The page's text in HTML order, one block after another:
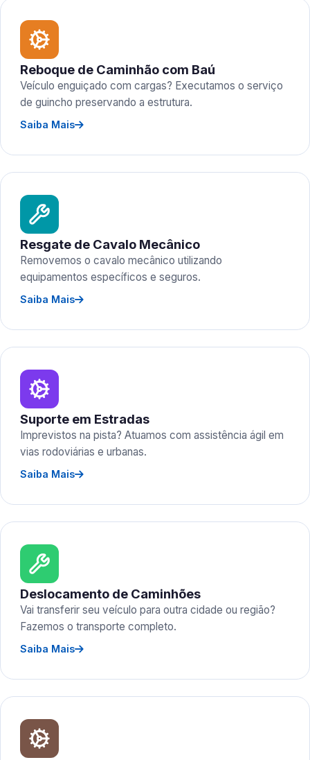
Reboque de Caminhão com Baú
Veículo enguiçado com cargas? Executamos o serviço
de guincho preservando a estrutura.
Saiba Mais
Resgate de Cavalo Mecânico
Removemos o cavalo mecânico utilizando
equipamentos específicos e seguros.
Saiba Mais
Suporte em Estradas
Imprevistos na pista? Atuamos com assistência ágil em
vias rodoviárias e urbanas.
Saiba Mais
Deslocamento de Caminhões
Vai transferir seu veículo para outra cidade ou região?
Fazemos o transporte completo.
Saiba Mais